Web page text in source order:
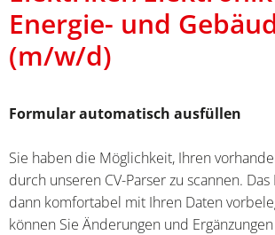
Energie- und
(m/w/d)
Formular automatisch ausfüllen
Sie haben die Möglichkeit, Ihren
durch unseren CV-Parser zu scannen.
dann komfortabel mit Ihren Daten
können Sie Änderungen und